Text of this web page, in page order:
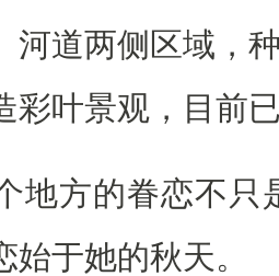
河道两侧区域，
彩叶景观，目前
方的眷恋不只
于她的秋天。